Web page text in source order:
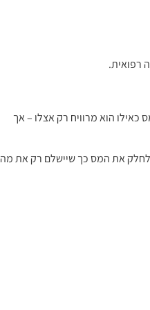
כאילו הוא מרוויח רק אצלו – אך
את המס כך שיישלם רק את מה